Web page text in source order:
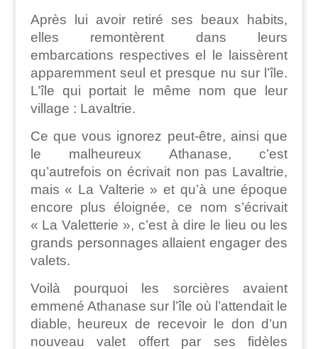
Après lui avoir retiré ses beaux habits,
elles remontèrent dans leurs
embarcations respectives el le laissèrent
apparemment seul et presque nu sur l’île.
L’île qui portait le même nom que leur
village : Lavaltrie.
Ce que vous ignorez peut-être, ainsi que
le malheureux Athanase, c’est
qu’autrefois on écrivait non pas Lavaltrie,
mais « La Valterie » et qu’à une époque
encore plus éloignée, ce nom s’écrivait
« La Valetterie », c’est à dire le lieu ou les
grands personnages allaient engager des
valets.
Voilà pourquoi les sorcières avaient
emmené Athanase sur l’île où l’attendait le
diable, heureux de recevoir le don d’un
nouveau valet offert par ses fidèles